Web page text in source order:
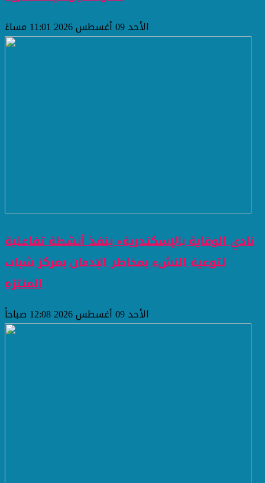
الأحد 09 أغسطس 2026 11:01 مساءً
نادي الوقاية بالإسكندرية» ينفذ أنشطة تفاعلية
لتوعية النشء بمخاطر الإدمان بمركز شباب
المنتزه
الأحد 09 أغسطس 2026 12:08 صباحاً